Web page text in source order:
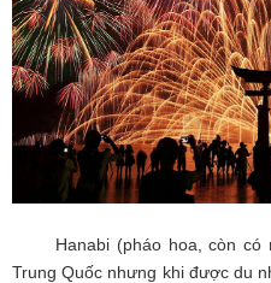
Hanabi (pháo hoa, còn có
Trung Quốc nhưng khi được du